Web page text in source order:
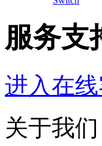
服务支
进入在
关于我们